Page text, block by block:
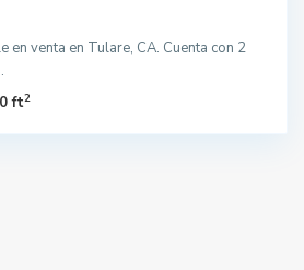
en venta en Tulare, CA. Cuenta con 2
ft2